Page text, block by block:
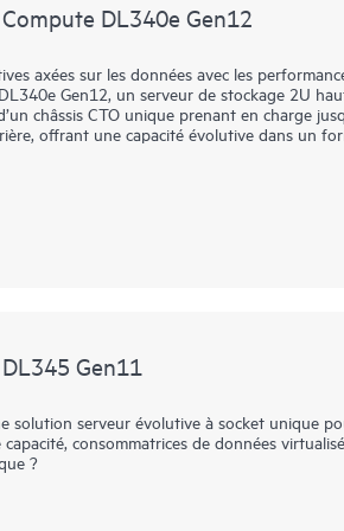
solution 2U haute performance à
DL340e Gen12
axées sur les données avec les
Gen12, un serveur de stockage 2U
châssis CTO unique prenant en charge
offrant une capacité évolutive dans un
gourmandes en données telles que les
de traitement des données améliore les
important, tandis que l’expérience de
Gen11
solution serveur évolutive à socket unique
consommatrices de données
?
de calcul et des options de